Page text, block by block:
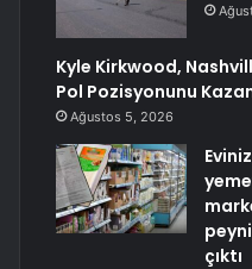
Kyle Kirkwood,
Pol Pozisyonunu
Ağustos 5, 2026
çıktı